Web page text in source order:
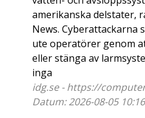
amerikanska delstater,
News. Cyberattackarna
ute operatörer genom
eller stänga av
inga
idg.se - https://
Datum: 2026-08-05